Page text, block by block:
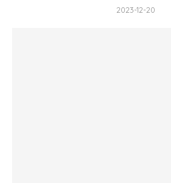
2023-12-20